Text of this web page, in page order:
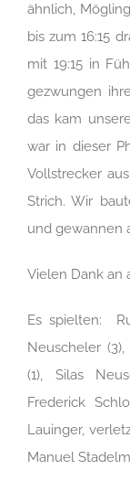
ähnlich,
bis zum 16:15
mit 19:15 in
gezwungen
das kam
war in dieser
Vollstrecker
Strich. Wir
und gewannen
Vielen Dank an
Es spielten:
Neuscheler
(1), Silas
Frederick
Lauinger,
Manuel